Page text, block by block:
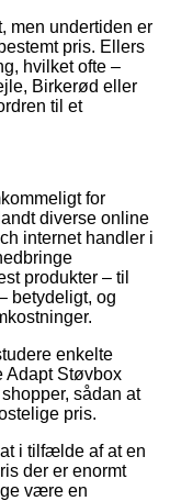
men undertiden er
pris. Ellers
hvilket ofte –
Birkerød eller
til et
for
diverse online
internet handler i
produkter – til
betydeligt, og
enkelte
Adapt Støvbox
sådan at
pris.
i tilfælde af at en
der er enormt
være en